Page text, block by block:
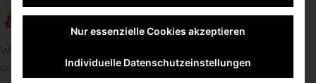
Wir sind natürlich auch Partner aller gesetzlichen und
privaten Krankenkassen.
Nur essenzielle Cookies akzeptieren
Individuelle Datenschutzeinstellungen